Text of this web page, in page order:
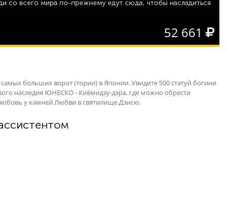
со всего мира по-прежнему едут сюда, чтобы насладиться
52 661
больших ворот (тории) в Японии. Увидите 500 статуй богини
наследия ЮНЕСКО - Киёмидзу-дэра, где можно обрести
у камней Любви в святилище Дзисю.